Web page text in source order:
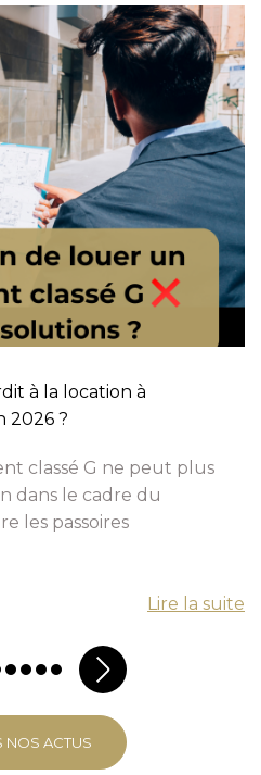
à la location à
2026 ?
classé G ne peut plus
dans le cadre du
les passoires
Lire la suite
NOS ACTUS
la politique de confidentialité de ce site.